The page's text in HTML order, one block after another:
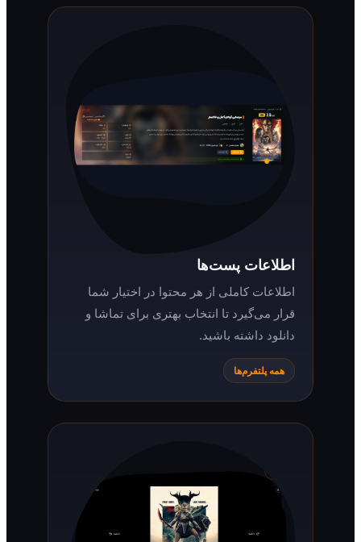
اطلاعات پست‌ها
اطلاعات کاملی از هر محتوا در اختیار شما
قرار می‌گیرد تا انتخاب بهتری برای تماشا و
دانلود داشته باشید.
همه پلتفرم‌ها